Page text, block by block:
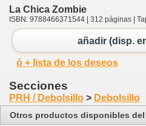
La Chica Zombie
ISBN: 9788466371544 | 312 páginas |
añadir (disp.
ó + lista de los deseos
Secciones
PRH / Debolsillo > Debolsillo
Otros productos disponibles